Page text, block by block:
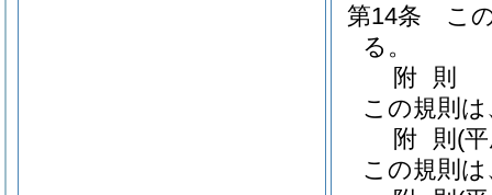
第14条
こ
る。
附 則
この規則
附 則 (
この規則